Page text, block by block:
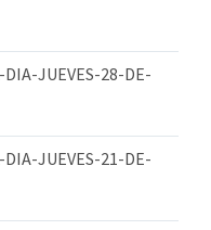
JUEVES-28-DE-
JUEVES-21-DE-